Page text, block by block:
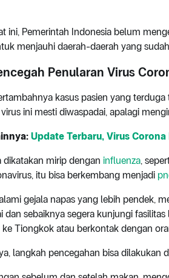
ini, Pemerintah Indonesia belum
menjauhi daerah-daerah yang
Penularan Virus
kasus pasien yang
virus ini mesti diwaspadai, apalagi
Update Terbaru, Virus
dikatakan mirip dengan influenza,
itu bisa berkembang menjadi
gejala napas yang lebih pendek,
dan sebaiknya segera kunjungi
ke Tiongkok atau berkontak dengan
langkah pencegahan bisa dilakukan